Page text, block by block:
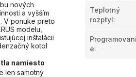
nových
a vyšším
V ponuke preto
modelu,
inštalácii
kotol
namiesto
len samotný
Teplotný
rozptyl:
Programovani
e: